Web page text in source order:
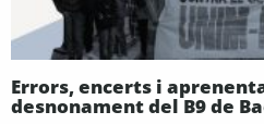
Errors, encerts i
desnonament del B9 de